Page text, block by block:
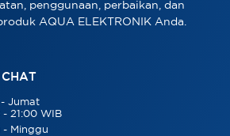
penggunaan, perbaikan, dan
AQUA ELEKTRONIK Anda.
- Jumat
21:00 WIB
- Minggu